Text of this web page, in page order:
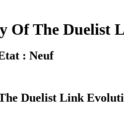
Of The Duelist
: Neuf
Duelist Link